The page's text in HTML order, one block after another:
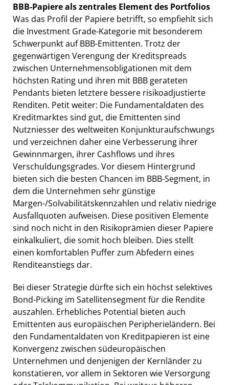
BBB-Papiere als zentrales Element des Portfolios
Was das Profil der Papiere betrifft, so empfiehlt sich
die Investment Grade-Kategorie mit besonderem
Schwerpunkt auf BBB-Emittenten. Trotz der
gegenwärtigen Verengung der Kreditspreads
zwischen Unternehmensobligationen mit dem
höchsten Rating und ihren mit BBB gerateten
Pendants bieten letztere bessere risikoadjustierte
Renditen. Petit weiter: Die Fundamentaldaten des
Kreditmarktes sind gut, die Emittenten sind
Nutzniesser des weltweiten Konjunkturaufschwungs
und verzeichnen daher eine Verbesserung ihrer
Gewinnmargen, ihrer Cashflows und ihres
Verschuldungsgrades. Vor diesem Hintergrund
bieten sich die besten Chancen im BBB-Segment, in
dem die Unternehmen sehr günstige
Margen-/Solvabilitätskennzahlen und relativ niedrige
Ausfallquoten aufweisen. Diese positiven Elemente
sind noch nicht in den Risikoprämien dieser Papiere
einkalkuliert, die somit hoch bleiben. Dies stellt
einen komfortablen Puffer zum Abfedern eines
Renditeanstiegs dar.
Bei dieser Strategie dürfte sich ein höchst selektives
Bond-Picking im Satellitensegment für die Rendite
auszahlen. Erhebliches Potential bieten auch
Emittenten aus europäischen Peripherieländern. Bei
den Fundamentaldaten von Kreditpapieren ist eine
Konvergenz zwischen südeuropäischen
Unternehmen und denjenigen der Kernländer zu
konstatieren, vor allem in Sektoren wie Versorgung